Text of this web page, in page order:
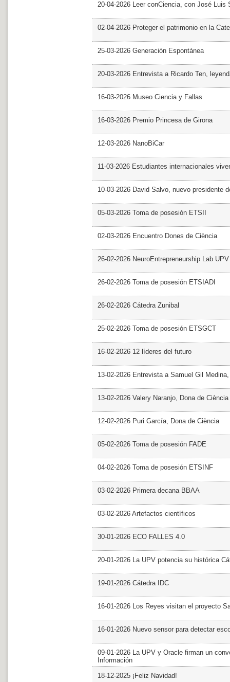
20-04-2026 Leer conCiencia, con José Luis
02-04-2026 Proteger el patrimonio en la
25-03-2026 Generación Espontánea
20-03-2026 Entrevista a Ricardo Ten,
16-03-2026 Museo Ciencia y Fallas
16-03-2026 Premio Princesa de Girona
12-03-2026 NanoBiCar
11-03-2026 Estudiantes internacionales
10-03-2026 David Salvo, nuevo presidente
05-03-2026 Toma de posesión ETSII
02-03-2026 Encuentro Dones de Ciència
26-02-2026 NeuroEntrepreneurship Lab UPV
26-02-2026 Toma de posesión ETSIADI
26-02-2026 Cátedra Zunibal
25-02-2026 Toma de posesión ETSGCT
16-02-2026 12 líderes del futuro
13-02-2026 Entrevista a Samuel Gil
13-02-2026 Valery Naranjo, Dona de Ciència
12-02-2026 Puri García, Dona de Ciència
05-02-2026 Toma de posesión FADE
04-02-2026 Toma de posesión ETSINF
03-02-2026 Primera decana BBAA
03-02-2026 Artefactos científicos
30-01-2026 ECO FALLES 4.0
20-01-2026 La UPV potencia su histórica
19-01-2026 Cátedra IDC
16-01-2026 Los Reyes visitan el proyecto
16-01-2026 Nuevo sensor para detectar
09-01-2026 La UPV y Oracle firman un
Información
18-12-2025 ¡Feliz Navidad!